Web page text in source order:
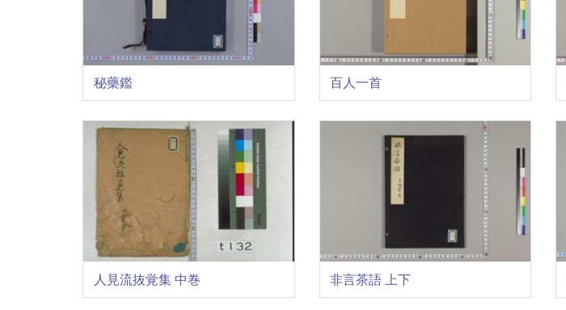
秘藥鑑 百人一首
人見流抜覚集 中巻 非言茶語 上下